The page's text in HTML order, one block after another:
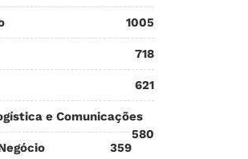
1005
718
621
e Comunicações
580
359